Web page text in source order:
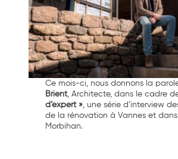
Ce mois-ci, nous donnons la
Brient, Architecte, dans le cadre
d’expert », une série d’interview
de la rénovation à Vannes et
Morbihan.